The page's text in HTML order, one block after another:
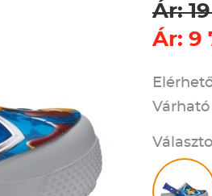
Ár:
Ár: 9